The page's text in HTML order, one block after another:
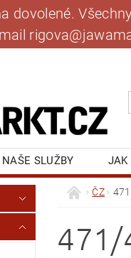
dovolené.
NAŠE SLUŽBY JAK
NÁM BLOG
ČZ
471/